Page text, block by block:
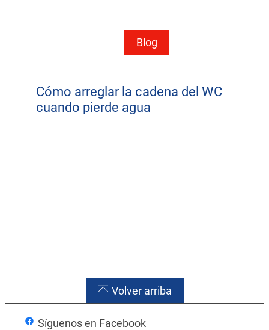
Blog
Cómo arreglar la cadena del WC
cuando pierde agua
Blog
Volver arriba
Síguenos en Facebook